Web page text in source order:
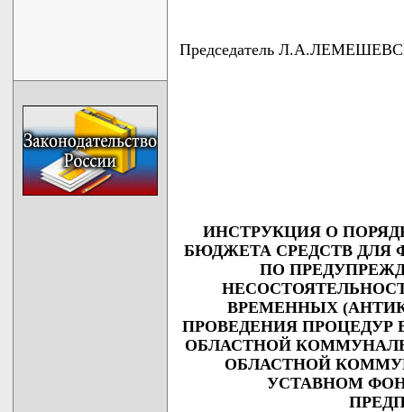
Председатель
ИНСТРУКЦИЯ О
БЮДЖЕТА СРЕДСТВ ДЛЯ
ПО
ВРЕМЕННЫХ
ПРОВЕДЕНИЯ ПРОЦЕДУР
ОБЛАСТНОЙ
ОБЛАСТНОЙ
УСТАВНОМ